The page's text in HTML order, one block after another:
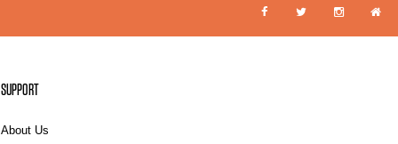
SUPPORT
About Us